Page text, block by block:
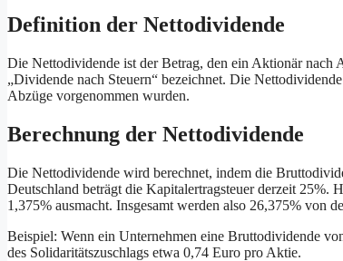
Definition der Nettodividende
Die Nettodividende ist der Betrag, den ein Aktionär nach
„Dividende nach Steuern“ bezeichnet. Die
Abzüge vorgenommen wurden.
Berechnung der Nettodividende
Die Nettodividende wird berechnet, indem die
Deutschland beträgt die Kapitalertragsteuer derzeit 25%.
1,375% ausmacht. Insgesamt werden also 26,375% von
Beispiel: Wenn ein Unternehmen eine Bruttodividende
des Solidaritätszuschlags etwa 0,74 Euro pro Aktie.